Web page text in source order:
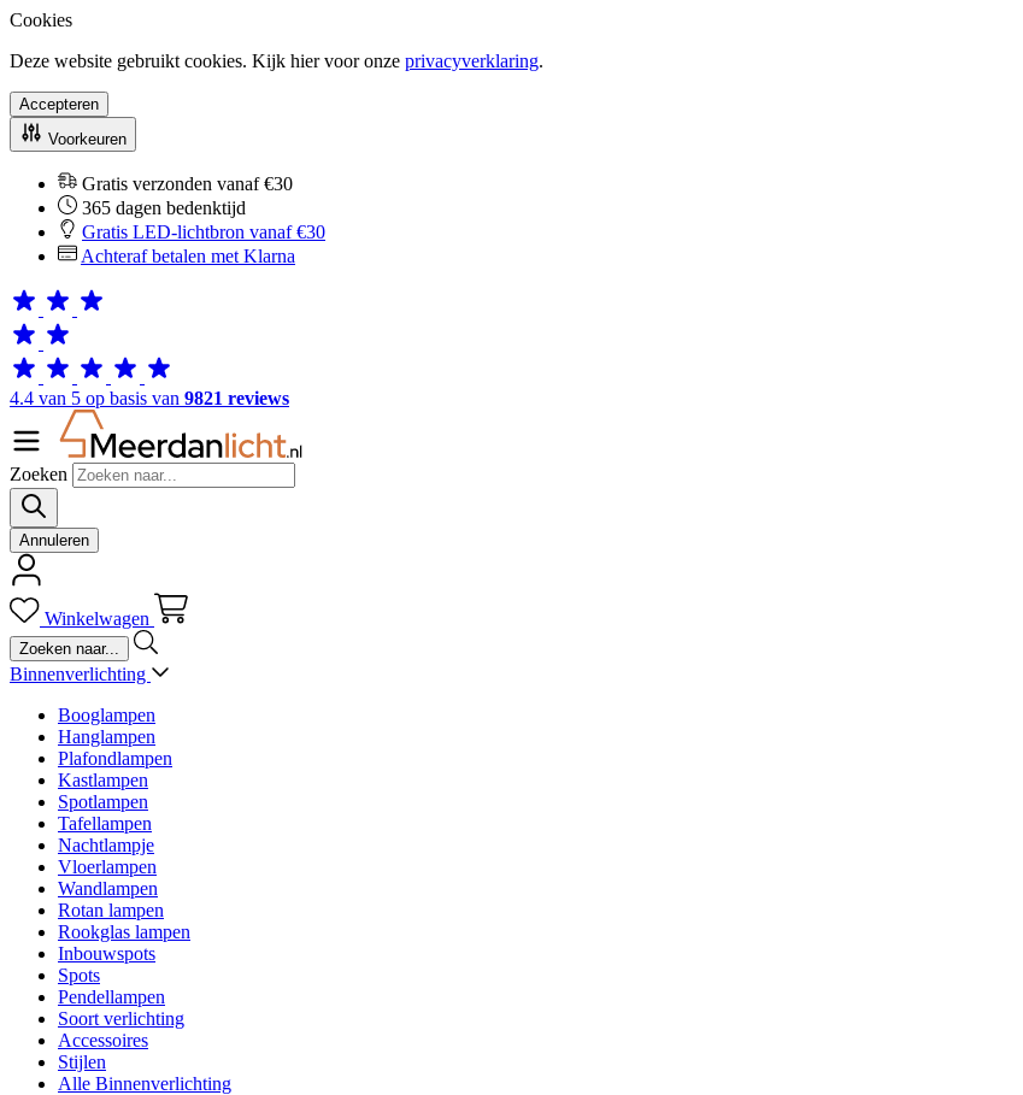
Cookies
Deze website gebruikt cookies. Kijk hier voor onze privacyverklaring.
Accepteren
Voorkeuren
Gratis verzonden vanaf €30
365 dagen bedenktijd
Gratis LED-lichtbron vanaf €30
Achteraf betalen met Klarna
4.4 van 5 op basis van 9821 reviews
Zoeken
Annuleren
Winkelwagen
Binnenverlichting
Booglampen
Hanglampen
Plafondlampen
Kastlampen
Spotlampen
Tafellampen
Nachtlampje
Vloerlampen
Wandlampen
Rotan lampen
Rookglas lampen
Inbouwspots
Spots
Pendellampen
Soort verlichting
Accessoires
Stijlen
Alle Binnenverlichting